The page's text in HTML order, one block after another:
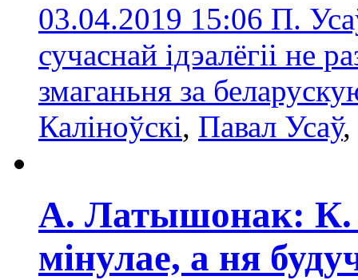
03.04.2019 15:06 П.
сучаснай ідэалёгіі не
змаганьня за
Каліноўскі, Павал Усаў,
А. Латышонак: К.
мінулае, а ня